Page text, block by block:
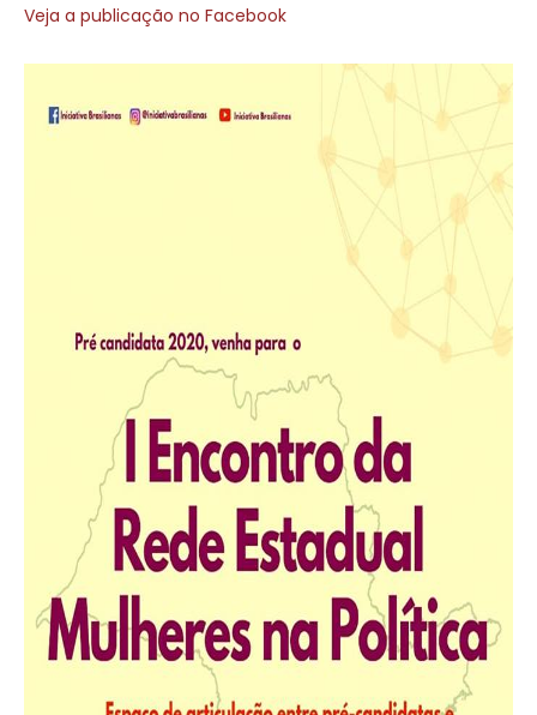
Veja a publicação no Facebook